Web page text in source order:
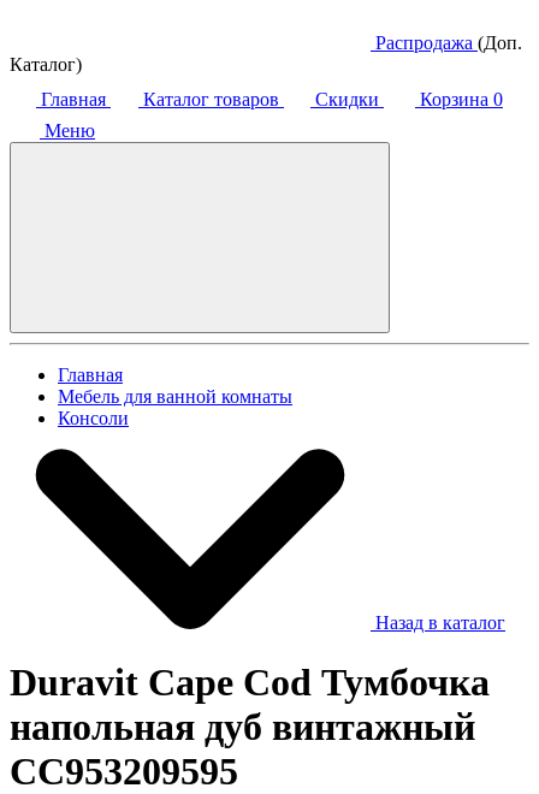
Распродажа (Доп.
Каталог)
Главная
Каталог товаров Скидки Корзина 0
Меню
Главная
Мебель для ванной комнаты
Консоли
Назад в каталог
Duravit Cape Cod Тумбочка
напольная дуб винтажный
CC953209595